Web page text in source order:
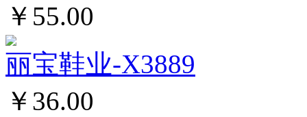
￥55.00
丽宝鞋业-X3889
￥36.00